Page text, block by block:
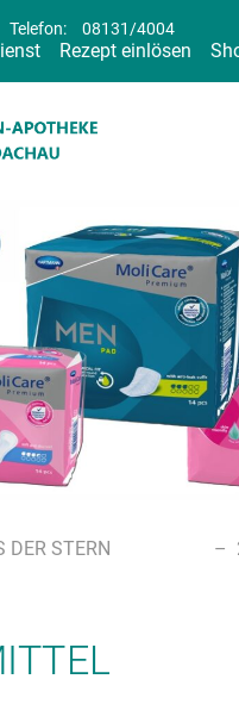
Telefon: 08131/4004
Rezept einlösen
DER STERN
–